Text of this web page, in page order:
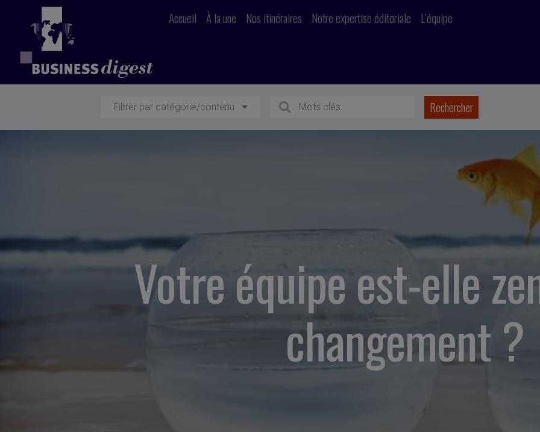
Accueil À la une Nos itinéraires Notre expertise éditoriale L’équipe
Filtrer par catégorie/contenu
Votre équipe est-elle
changement ?